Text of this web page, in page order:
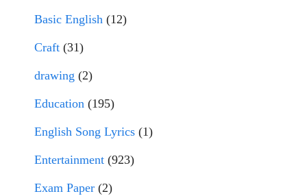
Basic English (12)
Craft (31)
drawing (2)
Education (195)
English Song Lyrics (1)
Entertainment (923)
Exam Paper (2)